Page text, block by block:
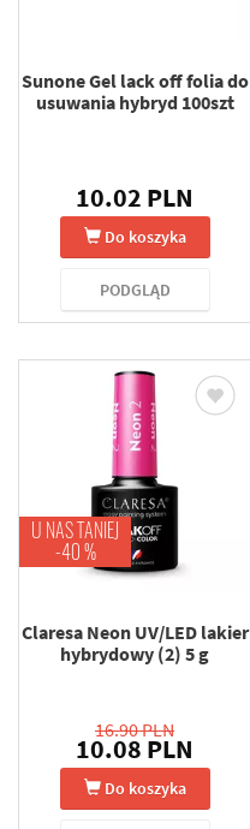
Sunone Gel lack off folia do
usuwania hybryd 100szt
10.02 PLN
Do koszyka
PODGLĄD
U NAS TANIEJ
-40 %
Claresa Neon UV/LED lakier
hybrydowy (2) 5 g
16.90 PLN
10.08 PLN
Do koszyka